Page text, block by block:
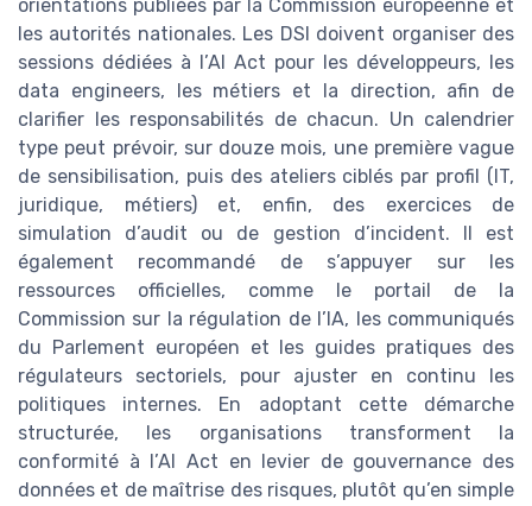
orientations publiées par la Commission européenne et
les autorités nationales. Les DSI doivent organiser des
sessions dédiées à l’AI Act pour les développeurs, les
data engineers, les métiers et la direction, afin de
clarifier les responsabilités de chacun. Un calendrier
type peut prévoir, sur douze mois, une première vague
de sensibilisation, puis des ateliers ciblés par profil (IT,
juridique, métiers) et, enfin, des exercices de
simulation d’audit ou de gestion d’incident. Il est
également recommandé de s’appuyer sur les
ressources officielles, comme le portail de la
Commission sur la régulation de l’IA, les communiqués
du Parlement européen et les guides pratiques des
régulateurs sectoriels, pour ajuster en continu les
politiques internes. En adoptant cette démarche
structurée, les organisations transforment la
conformité à l’AI Act en levier de gouvernance des
données et de maîtrise des risques, plutôt qu’en simple